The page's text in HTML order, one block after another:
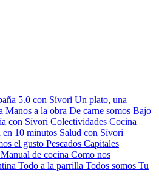
5.0 con Sívori Un plato, una
Manos a la obra De carne somos Bajo
con Sívori Colectividades Cocina
en 10 minutos Salud con Sívori
el gusto Pescados Capitales
Manual de cocina Como nos
Todo a la parrilla Todos somos Tu